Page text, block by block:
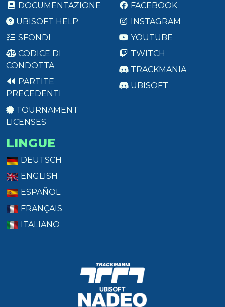
DOCUMENTAZIONE
UBISOFT HELP
SFONDI
CODICE DI
CONDOTTA
PARTITE
PRECEDENTI
TOURNAMENT
LICENSES
FACEBOOK
INSTAGRAM
YOUTUBE
TWITCH
TRACKMANIA
UBISOFT
LINGUE
DEUTSCH
ENGLISH
ESPAÑOL
FRANÇAIS
ITALIANO